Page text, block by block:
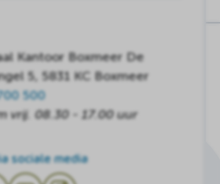
Kantoor Boxmeer De
5, 5831 KC Boxmeer
500
vrij. 08.30 - 17.00 uur
sociale media